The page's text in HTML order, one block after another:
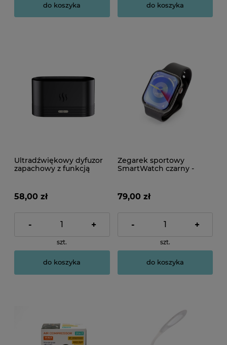
do koszyka do koszyka
Ultradźwiękowy dyfuzor
zapachowy z funkcją
gratis
58,00 zł
- +
szt.
do koszyka
Zegarek sportowy
SmartWatch czarny -
79,00 zł
- +
szt.
do koszyka